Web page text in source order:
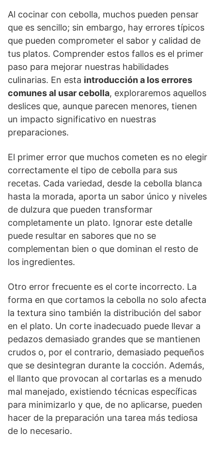
Al cocinar con cebolla, muchos pueden pensar
que es sencillo; sin embargo, hay errores típicos
que pueden comprometer el sabor y calidad de
tus platos. Comprender estos fallos es el primer
paso para mejorar nuestras habilidades
culinarias. En esta introducción a los errores
comunes al usar cebolla, exploraremos aquellos
deslices que, aunque parecen menores, tienen
un impacto significativo en nuestras
preparaciones.
El primer error que muchos cometen es no elegir
correctamente el tipo de cebolla para sus
recetas. Cada variedad, desde la cebolla blanca
hasta la morada, aporta un sabor único y niveles
de dulzura que pueden transformar
completamente un plato. Ignorar este detalle
puede resultar en sabores que no se
complementan bien o que dominan el resto de
los ingredientes.
Otro error frecuente es el corte incorrecto. La
forma en que cortamos la cebolla no solo afecta
la textura sino también la distribución del sabor
en el plato. Un corte inadecuado puede llevar a
pedazos demasiado grandes que se mantienen
crudos o, por el contrario, demasiado pequeños
que se desintegran durante la cocción. Además,
el llanto que provocan al cortarlas es a menudo
mal manejado, existiendo técnicas específicas
para minimizarlo y que, de no aplicarse, pueden
hacer de la preparación una tarea más tediosa
de lo necesario.